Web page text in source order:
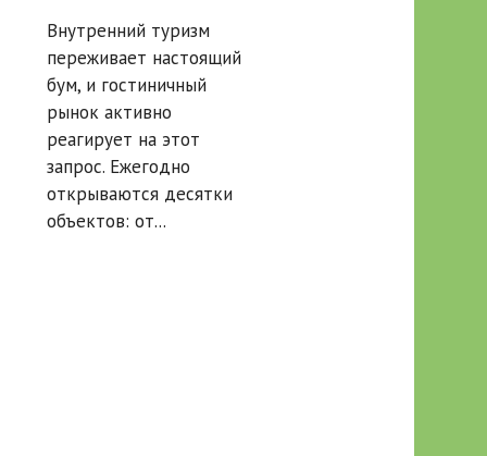
выбору
Внутренний туризм
переживает настоящий
бум, и гостиничный
рынок активно
реагирует на этот
запрос. Ежегодно
открываются десятки
объектов: от...